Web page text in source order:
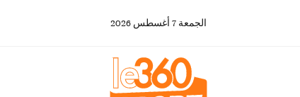
الجمعة 7 أغسطس 2026